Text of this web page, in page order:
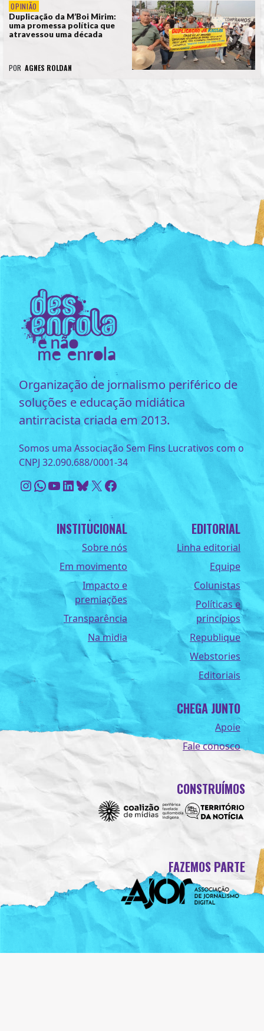
OPINIÃO
Duplicação da M’Boi Mirim:
uma promessa política que
atravessou uma década
POR AGNES ROLDAN
Organização de jornalismo periférico de
soluções e educação midiática
antirracista criada em 2013.
Somos uma Associação Sem Fins Lucrativos com o
CNPJ 32.090.688/0001-34
Instagram
WhatsApp
Youtube
LinkedIn
Bluesky
X Facebook
INSTITUCIONAL
Sobre nós
Em movimento
Impacto e
premiações
Transparência
Na midia
EDITORIAL
Linha editorial
Equipe
Colunistas
Políticas e
princípios
Republique
Webstories
Editoriais
CHEGA JUNTO
Apoie
Fale conosco
CONSTRUÍMOS
FAZEMOS PARTE